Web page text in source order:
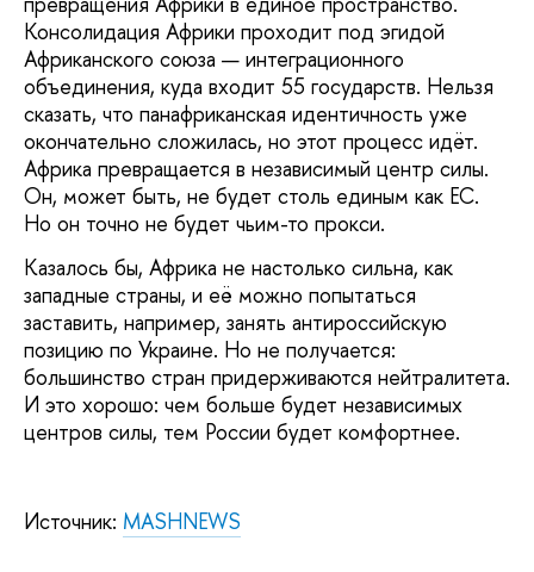
Консолидация Африки проходит под эгидой
Африканского союза — интеграционного
объединения, куда входит 55 государств. Нельзя
сказать, что панафриканская идентичность уже
окончательно сложилась, но этот процесс идёт.
Африка превращается в независимый центр силы.
Он, может быть, не будет столь единым как ЕС.
Но он точно не будет чьим-то прокси.
Казалось бы, Африка не настолько сильна, как
западные страны, и её можно попытаться
заставить, например, занять антироссийскую
позицию по Украине. Но не получается:
большинство стран придерживаются нейтралитета.
И это хорошо: чем больше будет независимых
центров силы, тем России будет комфортнее.
Источник: MASHNEWS